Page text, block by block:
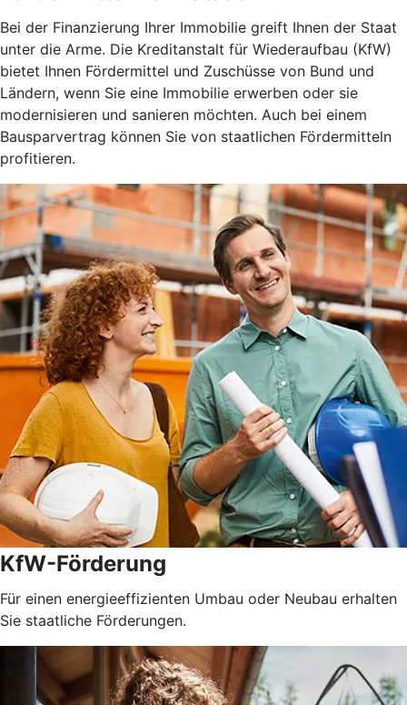
Bei der Finanzierung Ihrer Immobilie greift Ihnen der Staat
unter die Arme. Die Kreditanstalt für Wiederaufbau (KfW)
bietet Ihnen Fördermittel und Zuschüsse von Bund und
Ländern, wenn Sie eine Immobilie erwerben oder sie
modernisieren und sanieren möchten. Auch bei einem
Bausparvertrag können Sie von staatlichen Fördermitteln
profitieren.
KfW-Förderung
Für einen energieeffizienten Umbau oder Neubau erhalten
Sie staatliche Förderungen.